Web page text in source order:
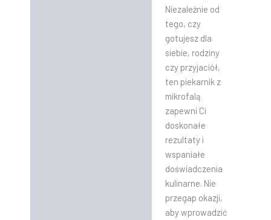
Niezależnie od
tego, czy
gotujesz dla
siebie, rodziny
czy przyjaciół,
ten piekarnik z
mikrofalą
zapewni Ci
doskonałe
rezultaty i
wspaniałe
doświadczenia
kulinarne. Nie
przegap okazji,
aby wprowadzić